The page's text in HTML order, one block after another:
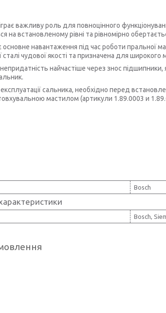
важливу роль для повноцінного
на встановленому рівні та рівномірно
основне навантаження під час роботи пральної
сталі чудової якості та призначена для
найчастіше через знос
сальника, необхідно перед
мастилом (артикули 1.89.0003 и
Bosch
Bosch,